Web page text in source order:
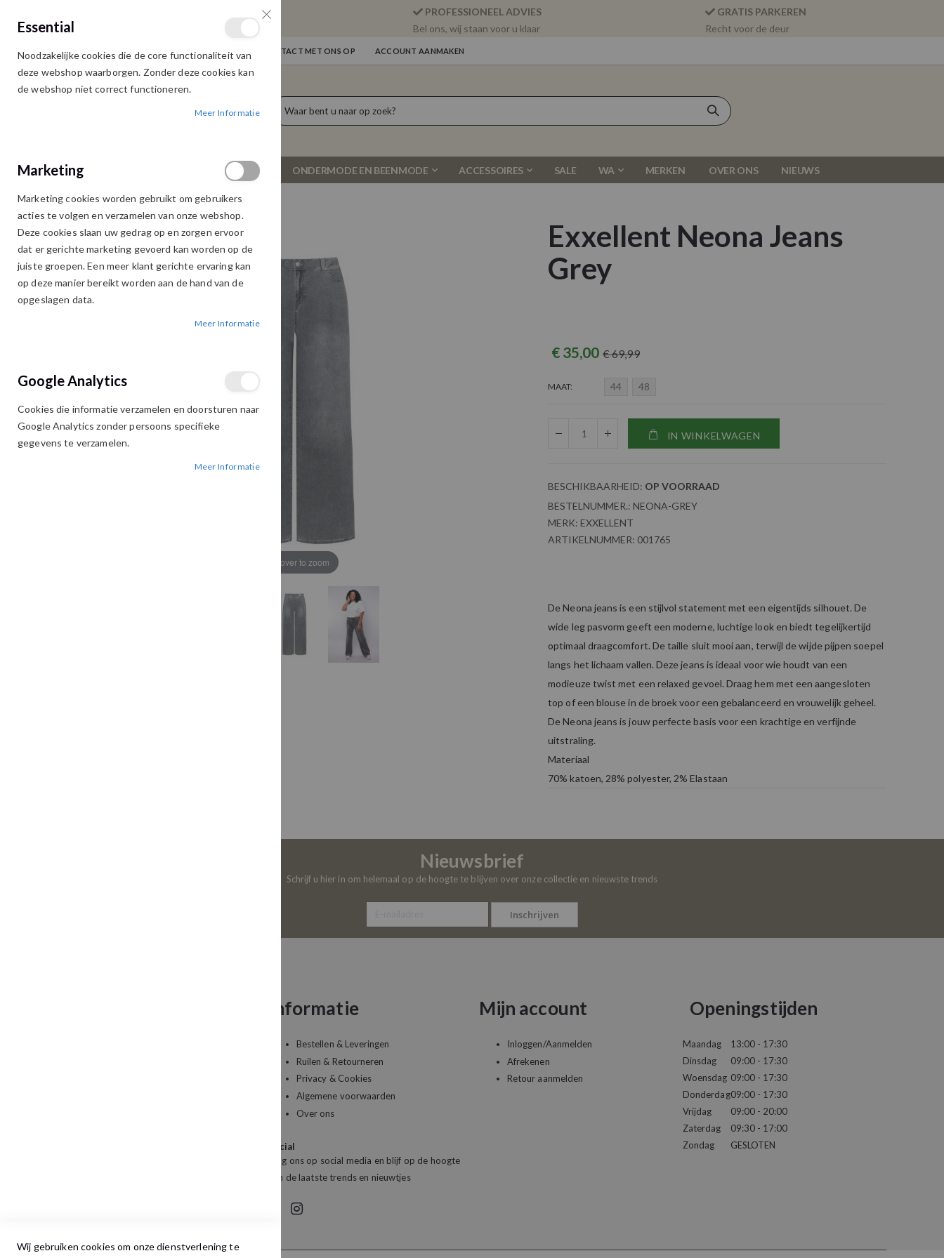
PROFESSIONEEL ADVIES
Bel ons, wij staan voor u klaar
GRATIS PARKEREN
Recht voor de deur
Ga
naar
de
WELKOM NIEUWS INLOGGEN NEEM CONTACT MET ONS OP ACCOUNT AANMAKEN
Cart
DAMESKLEDING ONDERMODE EN BEENMODE ACCESSOIRES SALE WA MERKEN OVER ONS NIEUWS
EXXELLENT NEONA JEANS GREY
Ga
naar
einde
Ga
naar
begin
Hover to zoom
Exxellent Neona Jeans
Grey
€ 35,00 € 69,99
MAAT 44 48
IN WINKELWAGEN
BESCHIKBAARHEID: OP VOORRAAD
BESTELNUMMER.: NEONA-GREY
MERK: EXXELLENT
ARTIKELNUMMER: 001765
De Neona jeans is een stijlvol statement met een eigentijds silhouet. De
wide leg pasvorm geeft een moderne, luchtige look en biedt tegelijkertijd
optimaal draagcomfort. De taille sluit mooi aan, terwijl de wijde pijpen soepel
langs het lichaam vallen. Deze jeans is ideaal voor wie houdt van een
modieuze twist met een relaxed gevoel. Draag hem met een aangesloten
top of een blouse in de broek voor een gebalanceerd en vrouwelijk geheel.
De Neona jeans is jouw perfecte basis voor een krachtige en verfijnde
uitstraling.
Materiaal
70% katoen, 28% polyester, 2% Elastaan
Nieuwsbrief
Schrijf u hier in om helemaal op de hoogte te blijven over onze collectie en nieuwste trends
Inschrijven
Informatie
Bestellen & Leveringen
Ruilen & Retourneren
Privacy & Cookies
Algemene voorwaarden
Over ons
Social
Volg ons op social media en blijf op de hoogte
van de laatste trends en nieuwtjes
Mijn account
Inloggen/Aanmelden
Afrekenen
Retour aanmelden
Openingstijden
Maandag
Dinsdag
Woensdag
Donderdag
Vrijdag
Zaterdag
Zondag
13:00 - 17:30
09:00 - 17:30
09:00 - 17:30
09:00 - 17:30
09:00 - 20:00
09:30 - 17:00
GESLOTEN
Essential
Noodzakelijke cookies die de core functionaliteit van
deze webshop waarborgen. Zonder deze cookies kan
de webshop niet correct functioneren.
Meer Informatie
Marketing
Marketing cookies worden gebruikt om gebruikers
acties te volgen en verzamelen van onze webshop.
Deze cookies slaan uw gedrag op en zorgen ervoor
dat er gerichte marketing gevoerd kan worden op de
juiste groepen. Een meer klant gerichte ervaring kan
op deze manier bereikt worden aan de hand van de
opgeslagen data.
Meer Informatie
Google Analytics
Cookies die informatie verzamelen en doorsturen naar
Google Analytics zonder persoons specifieke
gegevens te verzamelen.
Meer Informatie
Wij gebruiken cookies om onze dienstverlening te